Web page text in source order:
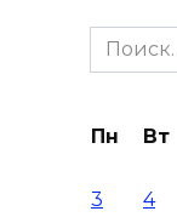
07
07
Search
for:
Пн Вт
3
4